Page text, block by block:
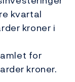
kvartal
kroner i
for
kroner.